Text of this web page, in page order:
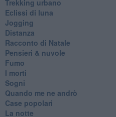
Trekking urbano
Eclissi di luna
Jogging
Distanza
Racconto di Natale
Pensieri & nuvole
Fumo
I morti
Sogni
Quando me ne andrò
Case popolari
La notte